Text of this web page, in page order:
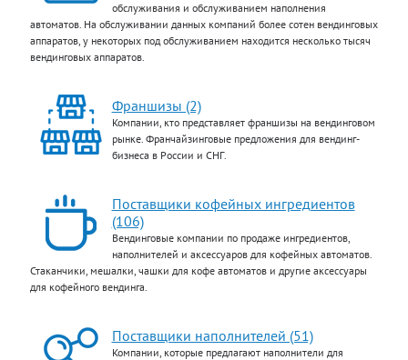
обслуживания и обслуживанием наполнения
автоматов. На обслуживании данных компаний более сотен вендинговых
аппаратов, у некоторых под обслуживанием находится несколько тысяч
вендинговых аппаратов.
Франшизы (2)
Компании, кто представляет франшизы на вендинговом
рынке. Франчайзинговые предложения для вендинг-
бизнеса в России и СНГ.
Поставщики кофейных ингредиентов
(106)
Вендинговые компании по продаже ингредиентов,
наполнителей и аксессуаров для кофейных автоматов.
Стаканчики, мешалки, чашки для кофе автоматов и другие аксессуары
для кофейного вендинга.
Поставщики наполнителей (51)
Компании, которые предлагают наполнители для